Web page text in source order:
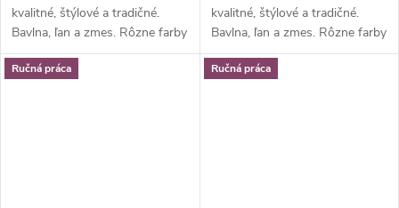
kvalitné, štýlové a tradičné.
Bavlna, ľan a zmes. Rôzne farby
a vzory. Hodí sa k riadu a
doplnkom. Skvelý darček.
kvalitné, štýlové a tradičné.
Bavlna, ľan a zmes. Rôzne farby
a vzory. Hodí sa k riadu a
doplnkom. Skvelý darček.
Ručná práca Ručná práca